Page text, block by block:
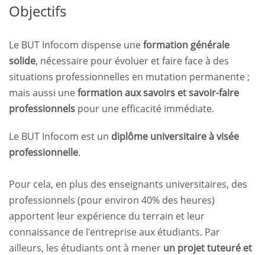
Objectifs
Le BUT Infocom dispense uneformation générale
solide, nécessaire pour évoluer et faire face à des
situations professionnelles en mutation permanente ;
mais aussi uneformation aux savoirs et savoir-faire
professionnels pour une efficacité immédiate.
Le BUT Infocom est un diplôme universitaire à visée
professionnelle.
Pour cela, en plus des enseignants universitaires, des
professionnels (pour environ 40% des heures)
apportent leur expérience du terrain et leur
connaissance de l'entreprise aux étudiants. Par
ailleurs, les étudiants ont à mener un projet tuteuré et